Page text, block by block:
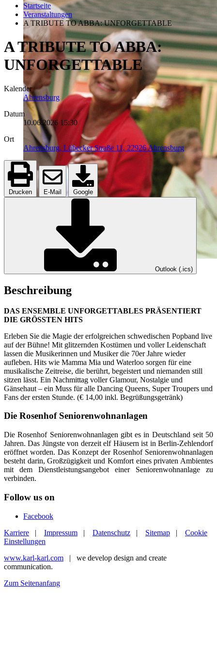
Startseite
Veranstaltungen
A TRIBUTE TO ABBA: UNFORGETTABLE
A TRIBUTE TO ABBA:
UNFORGETTABLE
Kalender
Ahrensburg
Datum
10.06.2026 15:30
Ort
Ahrensburg, Lübecker Straße 11, 22926 Ahrensburg
Drucken E-Mail Google
Outlook (.ics)
Beschreibung
DAS ENSEMBLE UNFORGETTABLES PRÄSENTIERT
DIE GRÖSSTEN HITS
Erleben Sie die Magie der erfolgreichen schwedischen Popband live
auf der Bühne! Mit glitzernden Kostümen und voller Leidenschaft
lassen die Musikerinnen und Musiker die 70er Jahre wieder
aufleben. Hits wie Mamma Mia und Waterloo sorgen für eine
musikalische Zeitreise, die berührt, begeistert und niemanden still
sitzen lässt. Ein Nachmittag voller Glamour, Nostalgie und
Gänsehaut – ein Muss für alle Dancing Queens, Super Troupers und
Fans der ersten Stunde. (€ 14,00 inkl. Begrüßungsgetränk)
Die Rosenhof Seniorenwohnanlagen
Die Rosenhof Seniorenwohnanlagen gibt es in Deutschland seit 50
Jahren. Das Jüngste von derzeit elf Häusern ist in Berlin-Zehlendorf
eröffnet worden. Das Konzept der Rosenhof Seniorenwohnanlagen
besteht darin, Großzügigkeit und Komfort eines privaten Ambientes
mit dem Dienstleistungsangebot einer Seniorenwohnanlage zu
verbinden.
Follow us on
Facebook
Karriere | Impressum | Datenschutz | Sitemap | Cookie
Einstellungen
www.karl-karl.com | we develop design and create
communication.
Zum Seitenanfang